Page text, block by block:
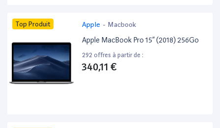
Top Produit Apple - Macbook
Apple MacBook Pro 15” (2018) 256Go
292 offres à partir de :
340,11 €